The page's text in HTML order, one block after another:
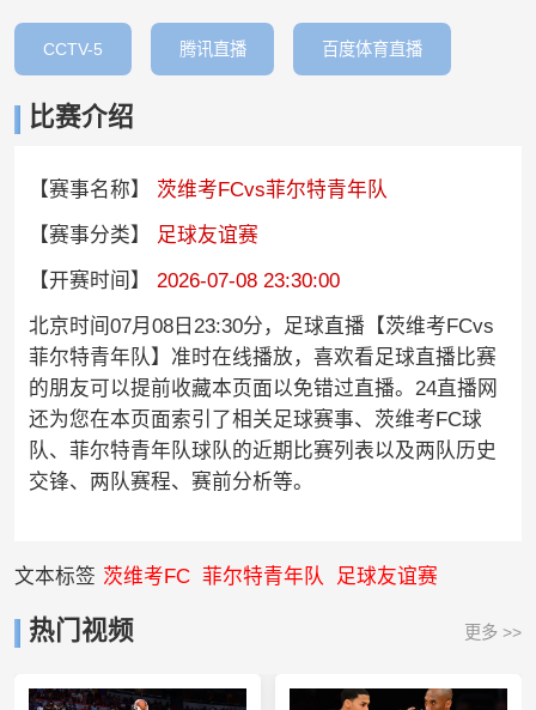
CCTV-5 腾讯直播 百度体育直播
比赛介绍
【赛事名称】
茨维考FCvs菲尔特青年队
【赛事分类】
足球友谊赛
【开赛时间】
2026-07-08 23:30:00
北京时间07月08日23:30分，足球直播【茨维考FCvs
菲尔特青年队】准时在线播放，喜欢看足球直播比赛
的朋友可以提前收藏本页面以免错过直播。24直播网
还为您在本页面索引了相关足球赛事、茨维考FC球
队、菲尔特青年队球队的近期比赛列表以及两队历史
交锋、两队赛程、赛前分析等。
文本标签 茨维考FC 菲尔特青年队 足球友谊赛
热门视频 更多 >>